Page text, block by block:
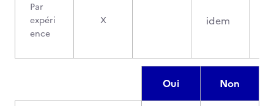
Par
expéri
ence
X idem
Oui Non